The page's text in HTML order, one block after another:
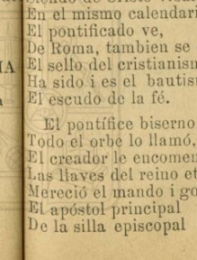
La Pasión. De tres meses el
autor...
La Pasión. Estando Cristo en el
huerto...
La Pasión. Un atrevido soldado...
La Pasión. Por qué es tanta
tiranía?...
Un sueño penoso